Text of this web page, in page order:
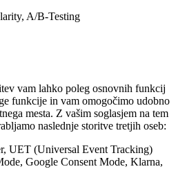
A/B-Testing
vam lahko poleg osnovnih funkcij
funkcije in vam omogočimo udobno
mesta. Z vašim soglasjem na tem
naslednje storitve tretjih oseb:
UET (Universal Event Tracking)
Google Consent Mode, Klarna,